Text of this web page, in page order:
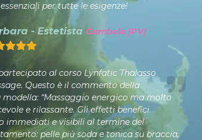
per tutte le esigenze!
- Estetista Gambolò (PV)
al corso Lynfatic Thalasso
Questo è il commento della
modella: “Massaggio energico ma molto
e rilassante. Gli effetti benefici
immediati e visibili al termine del
pelle più soda e tonica su braccia,